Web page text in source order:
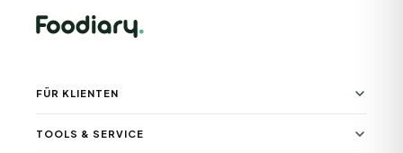
FÜR KLIENTEN
TOOLS & SERVICE